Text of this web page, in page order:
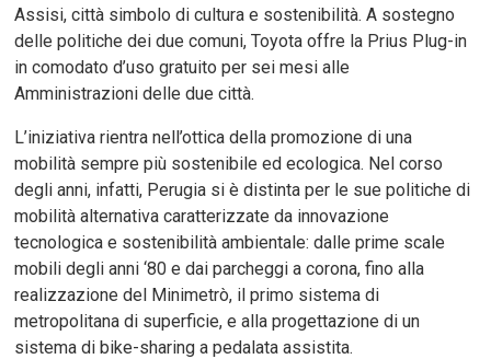
Assisi, città simbolo di cultura e sostenibilità. A sostegno
delle politiche dei due comuni, Toyota offre la Prius Plug-in
in comodato d’uso gratuito per sei mesi alle
Amministrazioni delle due città.
L’iniziativa rientra nell’ottica della promozione di una
mobilità sempre più sostenibile ed ecologica. Nel corso
degli anni, infatti, Perugia si è distinta per le sue politiche di
mobilità alternativa caratterizzate da innovazione
tecnologica e sostenibilità ambientale: dalle prime scale
mobili degli anni ‘80 e dai parcheggi a corona, fino alla
realizzazione del Minimetrò, il primo sistema di
metropolitana di superficie, e alla progettazione di un
sistema di bike-sharing a pedalata assistita.